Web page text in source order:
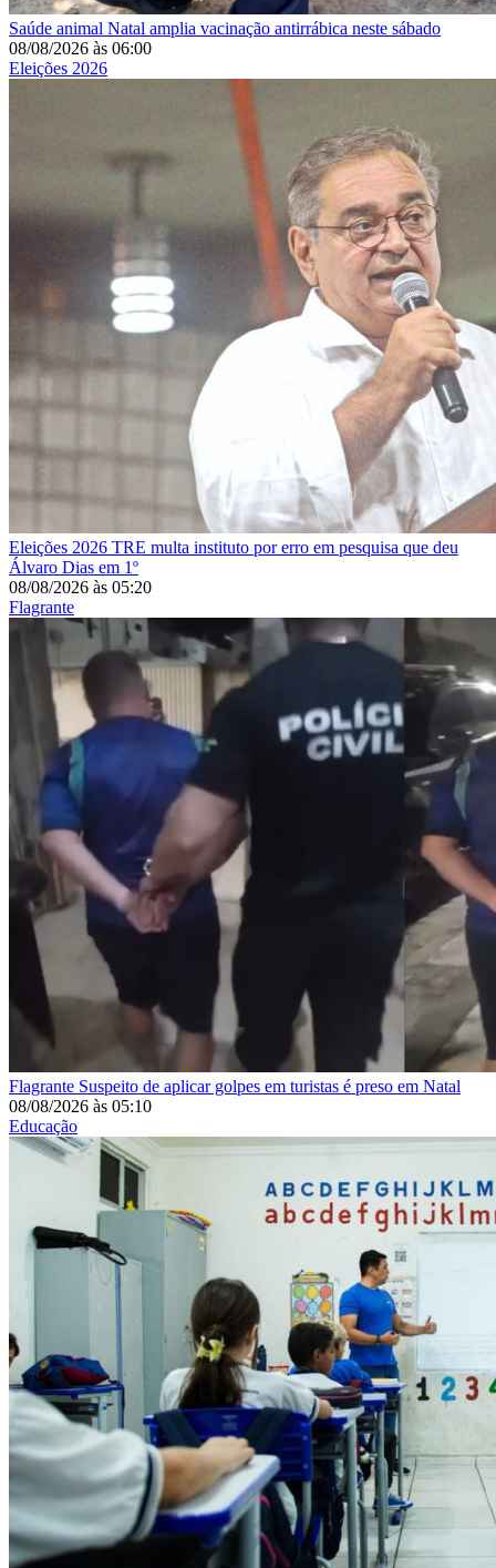
Saúde animal Natal amplia vacinação antirrábica neste sábado
08/08/2026 às 06:00
Eleições 2026
Eleições 2026 TRE multa instituto por erro em pesquisa que deu
Álvaro Dias em 1º
08/08/2026 às 05:20
Flagrante
Flagrante Suspeito de aplicar golpes em turistas é preso em Natal
08/08/2026 às 05:10
Educação